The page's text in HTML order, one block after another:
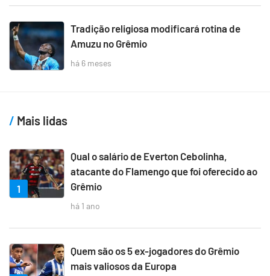
Tradição religiosa modificará rotina de
Amuzu no Grêmio
há 6 meses
Mais lidas
1
Qual o salário de Everton Cebolinha,
atacante do Flamengo que foi oferecido ao
Grêmio
há 1 ano
Quem são os 5 ex-jogadores do Grêmio
mais valiosos da Europa